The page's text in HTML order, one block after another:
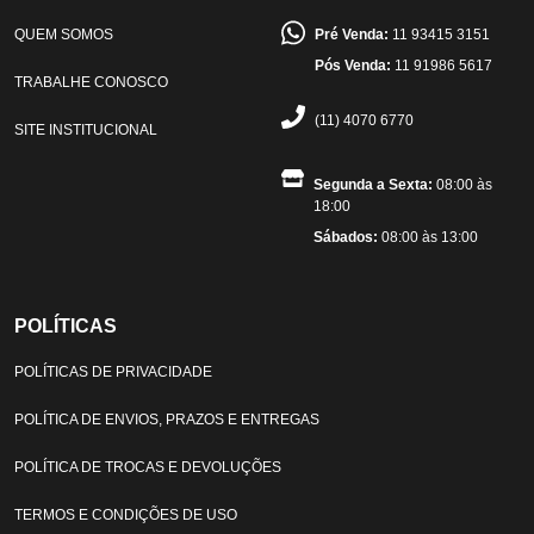
QUEM SOMOS
TRABALHE CONOSCO
SITE INSTITUCIONAL
Pré Venda: 11 93415 3151
Pós Venda: 11 91986 5617
(11) 4070 6770
Segunda a Sexta: 08:00 às
18:00
Sábados: 08:00 às 13:00
POLÍTICAS
POLÍTICAS DE PRIVACIDADE
POLÍTICA DE ENVIOS, PRAZOS E ENTREGAS
POLÍTICA DE TROCAS E DEVOLUÇÕES
TERMOS E CONDIÇÕES DE USO